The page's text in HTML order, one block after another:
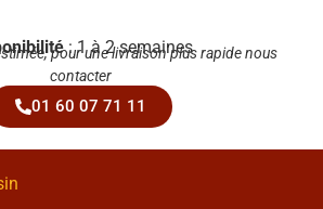
: 1 à 2 semaines
pour une livraison plus rapide nous
contacter
01 60 07 71 11